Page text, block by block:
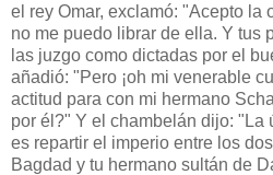
el rey Omar, exclamó: "Acepto la
no me puedo librar de ella. Y tus
las juzgo como dictadas por el
añadió: "Pero ¡oh mi venerable
actitud para con mi hermano
por él?" Y el chambelán dijo: "La
es repartir el imperio entre los
Bagdad y tu hermano sultán de